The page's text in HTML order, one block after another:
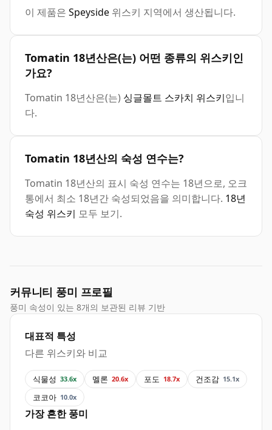
이 제품은 Speyside 위스키 지역에서 생산됩니다.
Tomatin 18년산은(는) 어떤 종류의 위스키인
가요?
Tomatin 18년산은(는) 싱글몰트 스카치 위스키입니
다.
Tomatin 18년산의 숙성 연수는?
Tomatin 18년산의 표시 숙성 연수는 18년으로, 오크
통에서 최소 18년간 숙성되었음을 의미합니다. 18년
숙성 위스키 모두 보기.
커뮤니티 풍미 프로필
풍미 속성이 있는 8개의 보관된 리뷰 기반
대표적 특성
다른 위스키와 비교
식물성 33.6x 멜론 20.6x 포도 18.7x 건조감 15.1x
코코아 10.0x
가장 흔한 풍미